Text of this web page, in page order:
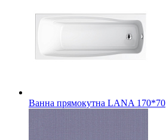
Ванна прямокутна LANA 170*70